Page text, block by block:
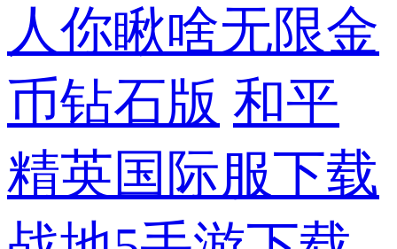
人你瞅啥无限金
币钻石版 和平
精英国际服下载